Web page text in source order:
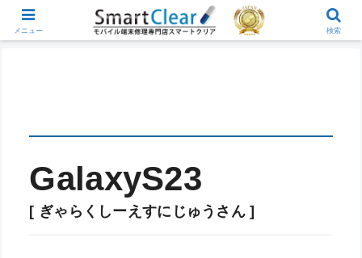
GalaxyS23
[ ぎゃらくしーえすにじゅうさん ]
メニュー 検索